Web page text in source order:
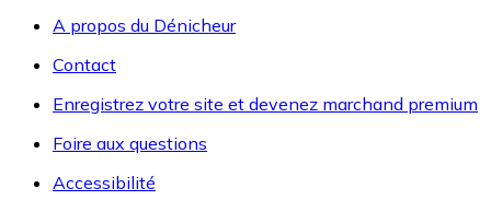
A propos du Dénicheur
Contact
Enregistrez votre site et devenez marchand premium
Foire aux questions
Accessibilité